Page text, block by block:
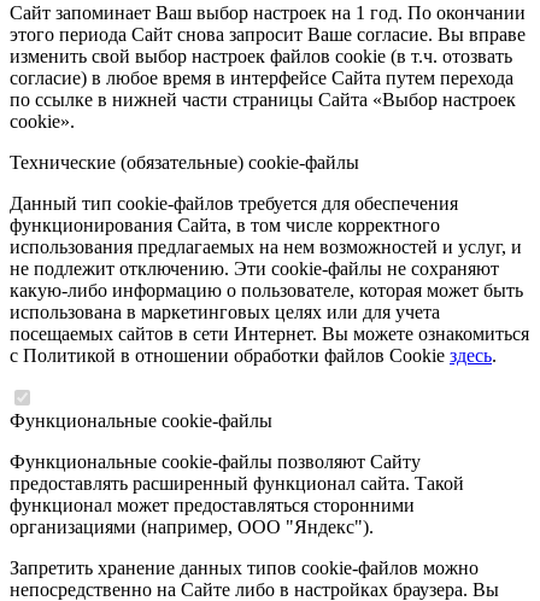
Сайт запоминает Ваш выбор настроек на 1 год. По окончании
этого периода Сайт снова запросит Ваше согласие. Вы вправе
изменить свой выбор настроек файлов cookie (в т.ч. отозвать
согласие) в любое время в интерфейсе Сайта путем перехода
по ссылке в нижней части страницы Сайта «Выбор настроек
cookie».
Технические (обязательные) cookie-файлы
Данный тип cookie-файлов требуется для обеспечения
функционирования Сайта, в том числе корректного
использования предлагаемых на нем возможностей и услуг, и
не подлежит отключению. Эти cookie-файлы не сохраняют
какую-либо информацию о пользователе, которая может быть
использована в маркетинговых целях или для учета
посещаемых сайтов в сети Интернет. Вы можете ознакомиться
с Политикой в отношении обработки файлов Cookie здесь.
Функциональные cookie-файлы
Функциональные cookie-файлы позволяют Сайту
предоставлять расширенный функционал сайта. Такой
функционал может предоставляться сторонними
организациями (например, ООО "Яндекс").
Запретить хранение данных типов cookie-файлов можно
непосредственно на Сайте либо в настройках браузера. Вы